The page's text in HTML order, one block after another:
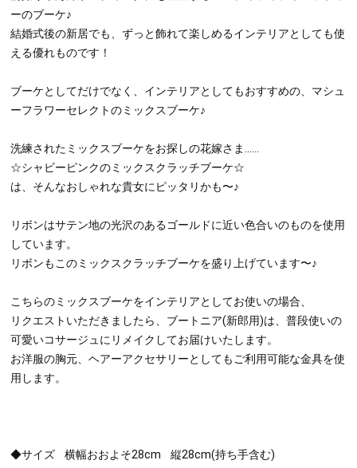
ーのブーケ♪
結婚式後の新居でも、ずっと飾れて楽しめるインテリアとしても使
える優れものです！
ブーケとしてだけでなく、インテリアとしてもおすすめの、マシュ
ーフラワーセレクトのミックスブーケ♪
洗練されたミックスブーケをお探しの花嫁さま……
☆シャビーピンクのミックスクラッチブーケ☆
は、そんなおしゃれな貴女にピッタリかも〜♪
リボンはサテン地の光沢のあるゴールドに近い色合いのものを使用
しています。
リボンもこのミックスクラッチブーケを盛り上げています〜♪
こちらのミックスブーケをインテリアとしてお使いの場合、
リクエストいただきましたら、ブートニア(新郎用)は、普段使いの
可愛いコサージュにリメイクしてお届けいたします。
お洋服の胸元、ヘアーアクセサリーとしてもご利用可能な金具を使
用します。
◆サイズ 横幅おおよそ28cm 縦28cm(持ち手含む)